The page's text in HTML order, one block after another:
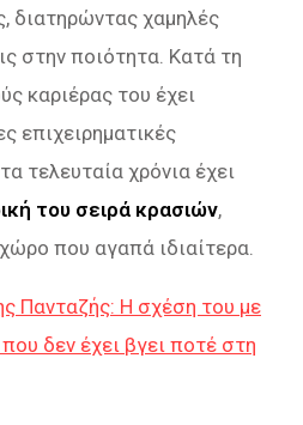
διατηρώντας χαμηλές
στην ποιότητα. Κατά τη
καριέρας του έχει
επιχειρηματικές
τελευταία χρόνια έχει
του σειρά κρασιών,
που αγαπά ιδιαίτερα.
Πανταζής: Η σχέση του με
δεν έχει βγει ποτέ στη